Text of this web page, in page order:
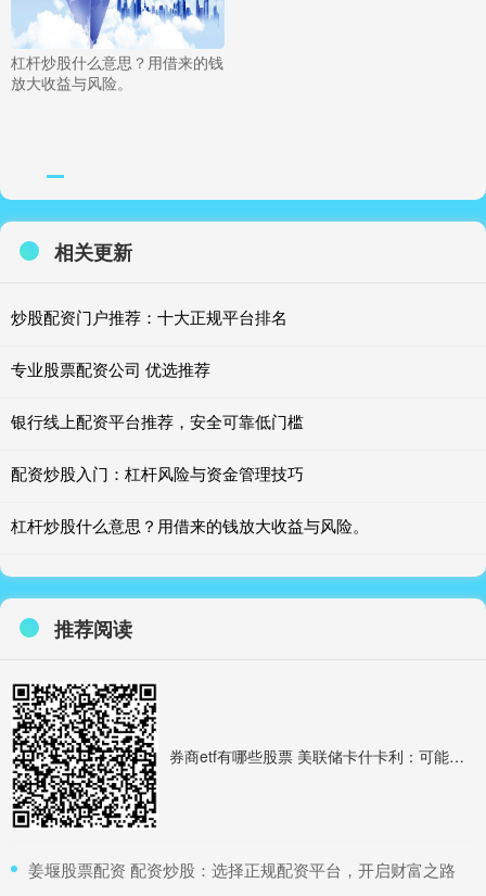
杠杆炒股什么意思？用借来的钱
放大收益与风险。
相关更新
炒股配资门户推荐：十大正规平台排名
专业股票配资公司 优选推荐
银行线上配资平台推荐，安全可靠低门槛
配资炒股入门：杠杆风险与资金管理技巧
杠杆炒股什么意思？用借来的钱放大收益与风险。
推荐阅读
券商etf有哪些股票 美联储卡什卡利：可能需要一两年时间使通胀率回落至2%
​姜堰股票配资 配资炒股：选择正规配资平台，开启财富之路